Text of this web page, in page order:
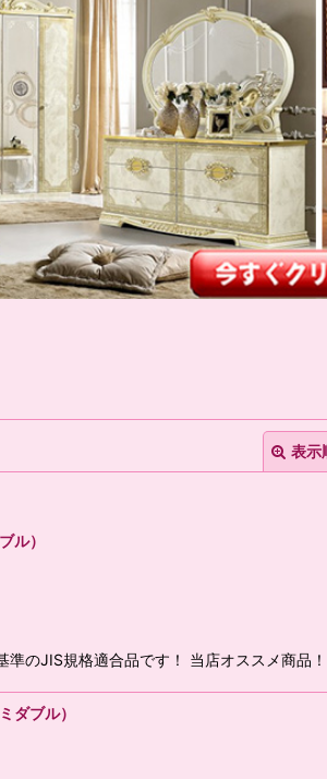
表示
ル）
準のJIS規格適合品です！ 当店オススメ商
ダブル）